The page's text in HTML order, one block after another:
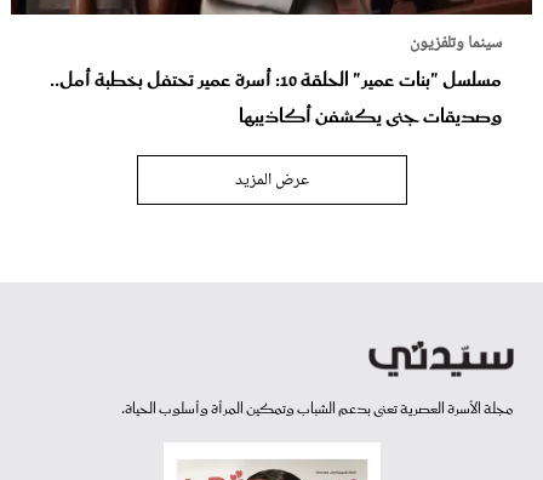
سينما وتلفزيون
مسلسل "بنات عمير" الحلقة 10: أسرة عمير تحتفل بخطبة أمل..
وصديقات جنى يكشفن أكاذيبها
عرض المزيد
مجلة الأسرة العصرية تعنى بدعم الشباب وتمكين المرأة وأسلوب الحياة.